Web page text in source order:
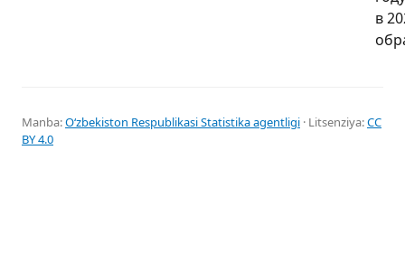
в
Manba:Oʻzbekiston Respublikasi Statistika agentligi · Litsenziya:CC
BY 4.0